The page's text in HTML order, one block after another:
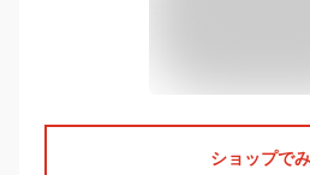
ショップで